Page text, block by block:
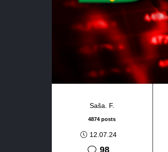
Saša. F.
4874 posts
12.07.24
98komentara